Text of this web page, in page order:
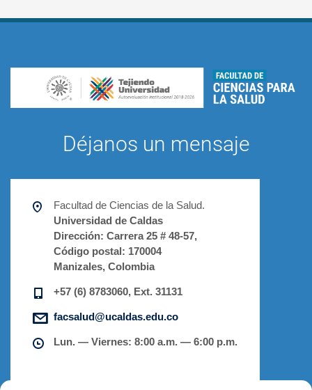
Déjanos un mensaje
Facultad de Ciencias de la Salud.
Universidad de Caldas
Dirección: Carrera 25 # 48-57,
Código postal: 170004
Manizales, Colombia
+57 (6) 8783060, Ext. 31131
facsalud@ucaldas.edu.co
Lun. — Viernes: 8:00 a.m. — 6:00 p.m.